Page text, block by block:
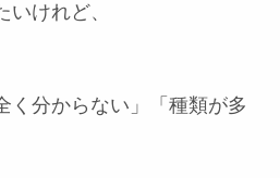
けれど、
く分からない」「種類が多